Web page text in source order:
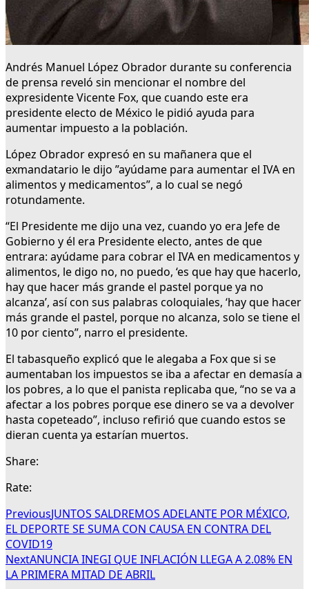
Andrés Manuel López Obrador durante su conferencia
de prensa reveló sin mencionar el nombre del
expresidente Vicente Fox, que cuando este era
presidente electo de México le pidió ayuda para
aumentar impuesto a la población.
López Obrador expresó en su mañanera que el
exmandatario le dijo ”ayúdame para aumentar el IVA en
alimentos y medicamentos”, a lo cual se negó
rotundamente.
“El Presidente me dijo una vez, cuando yo era Jefe de
Gobierno y él era Presidente electo, antes de que
entrara: ayúdame para cobrar el IVA en medicamentos y
alimentos, le digo no, no puedo, ‘es que hay que hacerlo,
hay que hacer más grande el pastel porque ya no
alcanza’, así con sus palabras coloquiales, ‘hay que hacer
más grande el pastel, porque no alcanza, solo se tiene el
10 por ciento”, narro el presidente.
El tabasqueño explicó que le alegaba a Fox que si se
aumentaban los impuestos se iba a afectar en demasía a
los pobres, a lo que el panista replicaba que, “no se va a
afectar a los pobres porque ese dinero se va a devolver
hasta copeteado”, incluso refirió que cuando estos se
dieran cuenta ya estarían muertos.
Share:
Rate:
PreviousJUNTOS SALDREMOS ADELANTE POR MÉXICO,
EL DEPORTE SE SUMA CON CAUSA EN CONTRA DEL
COVID19
NextANUNCIA INEGI QUE INFLACIÓN LLEGA A 2.08% EN
LA PRIMERA MITAD DE ABRIL